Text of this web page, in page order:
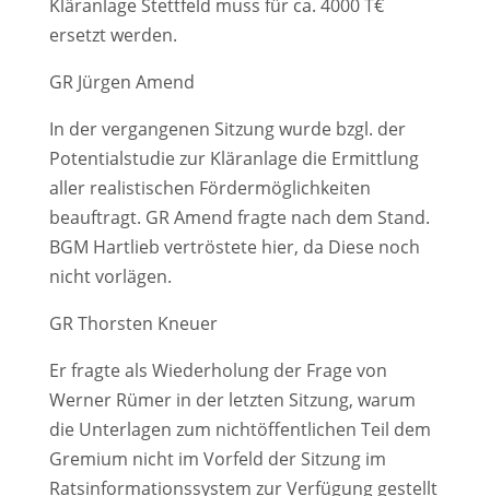
Kläranlage Stettfeld muss für ca. 4000 T€
ersetzt werden.
GR Jürgen Amend
In der vergangenen Sitzung wurde bzgl. der
Potentialstudie zur Kläranlage die Ermittlung
aller realistischen Fördermöglichkeiten
beauftragt. GR Amend fragte nach dem Stand.
BGM Hartlieb vertröstete hier, da Diese noch
nicht vorlägen.
GR Thorsten Kneuer
Er fragte als Wiederholung der Frage von
Werner Rümer in der letzten Sitzung, warum
die Unterlagen zum nichtöffentlichen Teil dem
Gremium nicht im Vorfeld der Sitzung im
Ratsinformationssystem zur Verfügung gestellt